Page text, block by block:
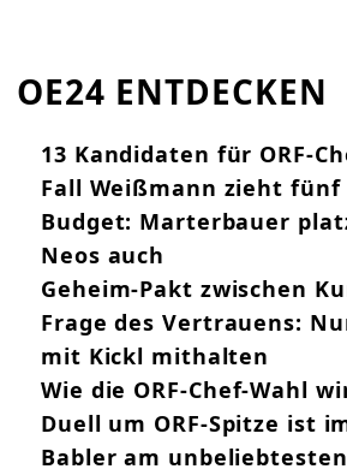
OE24 ENTDECKEN
13 Kandidaten für ORF-
Fall Weißmann zieht fünf
Budget: Marterbauer
Neos auch
Geheim-Pakt zwischen
Frage des Vertrauens:
mit Kickl mithalten
Wie die ORF-Chef-Wahl
Duell um ORF-Spitze ist
Babler am